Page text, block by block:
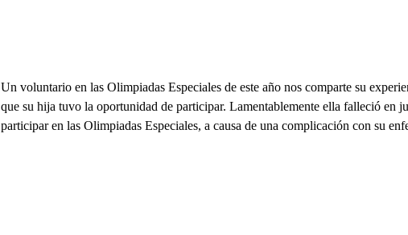
Un voluntario en las Olimpiadas Especiales de este año nos comparte su
que su hija tuvo la oportunidad de participar. Lamentablemente ella falleció en
participar en las Olimpiadas Especiales, a causa de una complicación con su